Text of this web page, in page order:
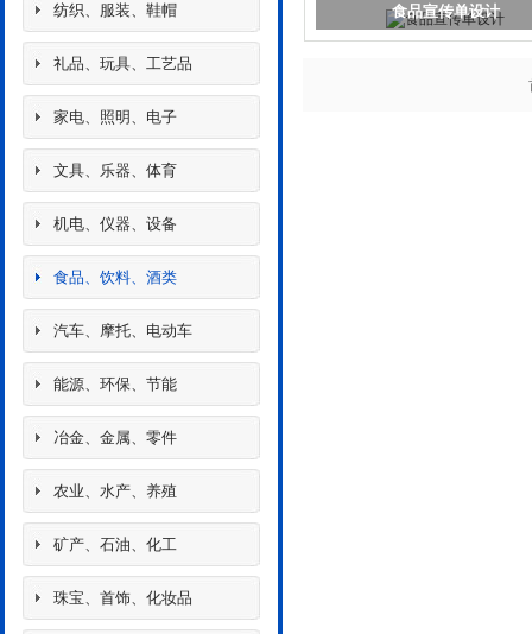
纺织、服装、鞋帽
礼品、玩具、工艺品
家电、照明、电子
文具、乐器、体育
机电、仪器、设备
食品、饮料、酒类
汽车、摩托、电动车
能源、环保、节能
冶金、金属、零件
农业、水产、养殖
矿产、石油、化工
珠宝、首饰、化妆品
食品宣传单设计